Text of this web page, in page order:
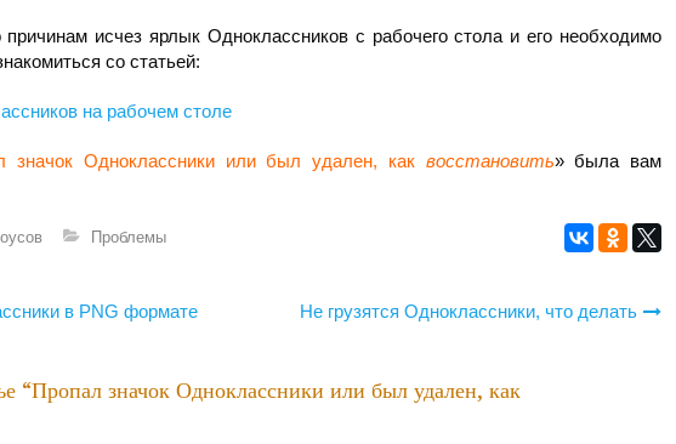
исчез ярлык Одноклассников с рабочего стола и его необходимо
со статьей:
на рабочем столе
значок Одноклассники или был удален, как восстановить» была вам
Проблемы
в PNG формате Не грузятся Одноклассники, что делать
“Пропал значок Одноклассники или был удален, как